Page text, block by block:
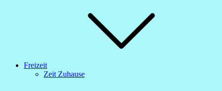
Freizeit
Zeit Zuhause